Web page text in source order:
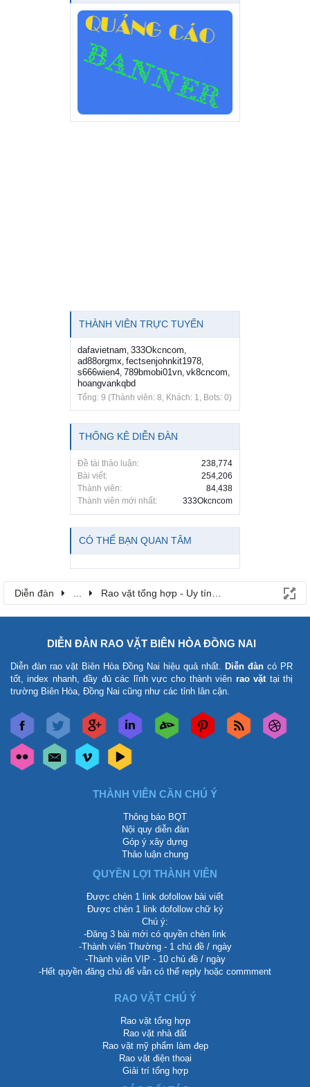
THÀNH VIÊN TRỰC TUYẾN
dafavietnam 333Okcncom
ad88orgmx fectsenjohnkit1978
s666wien4 789bmobi01vn vk8cncom
hoangvankqbd
Tổng: 9 (Thành viên: 8, Khách: 1, Bots: 0)
THỐNG KÊ DIỄN ĐÀN
Đề tài thảo luận:
238,774
Bài viết:
254,206
Thành viên:
84,438
Thành viên mới nhất:
333Okcncom
CÓ THỂ BẠN QUAN TÂM
Diễn đàn Rao vặt tổng hợp - Uy tín - Miễn phí
DIỄN ĐÀN RAO VẶT BIÊN HÒA ĐỒNG NAI
Diễn đàn rao vặt Biên Hòa Đồng Nai hiệu quả nhất. Diễn đàn có PR
tốt, index nhanh, đầy đủ các lĩnh vực cho thành viên rao vặt tại thị
trường Biên Hòa, Đồng Nai cũng như các tỉnh lân cận.
THÀNH VIÊN CẦN CHÚ Ý
Thông báo BQT
Nội quy diễn đàn
Góp ý xây dựng
Thảo luận chung
QUYỀN LỢI THÀNH VIÊN
Được chèn 1 link dofollow bài viết
Được chèn 1 link dofollow chữ ký
Chú ý:
-Đăng 3 bài mới có quyền chèn link
-Thành viên Thường - 1 chủ đề / ngày
-Thành viên VIP - 10 chủ đề / ngày
-Hết quyền đăng chủ để vẫn có thể reply hoặc commment
RAO VẶT CHÚ Ý
Rao vặt tổng hợp
Rao vặt nhà đất
Rao vặt mỹ phẩm làm đẹp
Rao vặt điện thoại
Giải trí tổng hợp